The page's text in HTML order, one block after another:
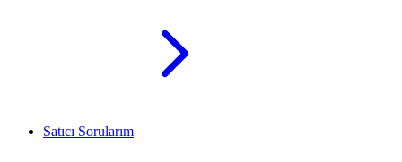
Satıcı Sorularım